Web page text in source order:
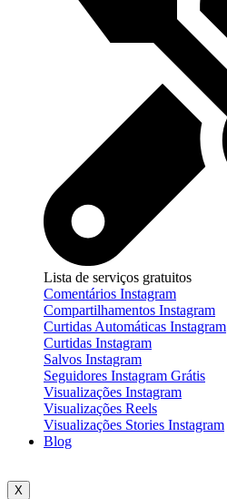
Lista de serviços gratuitos
Comentários Instagram
Compartilhamentos Instagram
Curtidas Automáticas Instagram
Curtidas Instagram
Salvos Instagram
Seguidores Instagram Grátis
Visualizações Instagram
Visualizações Reels
Visualizações Stories Instagram
Blog
X